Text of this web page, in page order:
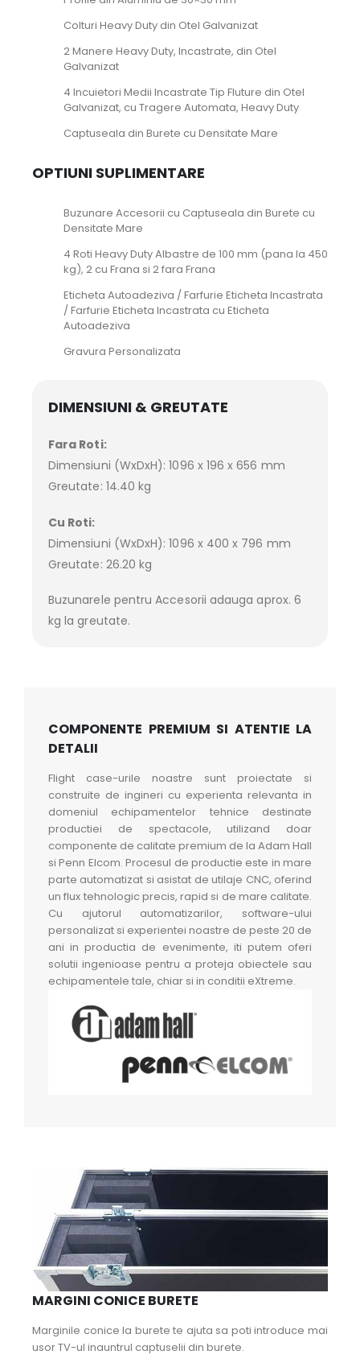
Colturi Heavy Duty din Otel Galvanizat
2 Manere Heavy Duty, Incastrate, din Otel
Galvanizat
4 Incuietori Medii Incastrate Tip Fluture din Otel
Galvanizat, cu Tragere Automata, Heavy Duty
Captuseala din Burete cu Densitate Mare
OPTIUNI SUPLIMENTARE
Buzunare Accesorii cu Captuseala din Burete cu
Densitate Mare
4 Roti Heavy Duty Albastre de 100 mm (pana la 450
kg), 2 cu Frana si 2 fara Frana
Eticheta Autoadeziva / Farfurie Eticheta Incastrata
/ Farfurie Eticheta Incastrata cu Eticheta
Autoadeziva
Gravura Personalizata
DIMENSIUNI & GREUTATE
Fara Roti:
Dimensiuni (WxDxH): 1096 x 196 x 656 mm
Greutate: 14.40 kg
Cu Roti:
Dimensiuni (WxDxH): 1096 x 400 x 796 mm
Greutate: 26.20 kg
Buzunarele pentru Accesorii adauga aprox. 6
kg la greutate.
COMPONENTE PREMIUM SI ATENTIE LA
DETALII
Flight case-urile noastre sunt proiectate si
construite de ingineri cu experienta relevanta in
domeniul echipamentelor tehnice destinate
productiei de spectacole, utilizand doar
componente de calitate premium de la Adam Hall
si Penn Elcom. Procesul de productie este in mare
parte automatizat si asistat de utilaje CNC, oferind
un flux tehnologic precis, rapid si de mare calitate.
Cu ajutorul automatizarilor, software-ului
personalizat si experientei noastre de peste 20 de
ani in productia de evenimente, iti putem oferi
solutii ingenioase pentru a proteja obiectele sau
echipamentele tale, chiar si in conditii eXtreme.
MARGINI CONICE BURETE
Marginile conice la burete te ajuta sa poti introduce mai
usor TV-ul inauntrul captuselii din burete.